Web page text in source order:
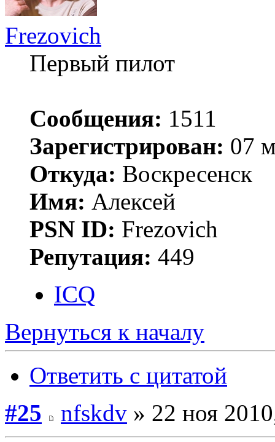
Frezovich
Первый пилот
Сообщения: 1511
Зарегистрирован: 07
Откуда: Воскресенск
Имя: Алексей
PSN ID: Frezovich
Репутация: 449
ICQ
Вернуться к началу
Ответить с цитатой
#25
nfskdv » 22 ноя